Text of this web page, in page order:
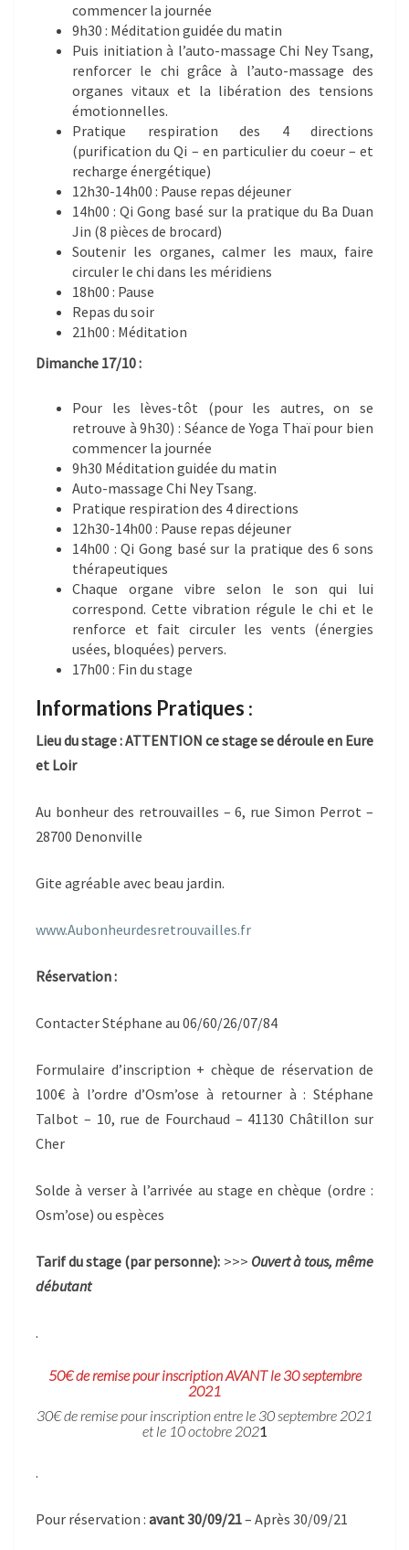
commencer la journée
9h30 : Méditation guidée du matin
Puis initiation à l’auto-massage Chi Ney Tsang,
renforcer le chi grâce à l’auto-massage des
organes vitaux et la libération des tensions
émotionnelles.
Pratique respiration des 4 directions
(purification du Qi – en particulier du coeur – et
recharge énergétique)
12h30-14h00 : Pause repas déjeuner
14h00 : Qi Gong basé sur la pratique du Ba Duan
Jin (8 pièces de brocard)
Soutenir les organes, calmer les maux, faire
circuler le chi dans les méridiens
18h00 : Pause
Repas du soir
21h00 : Méditation
Dimanche 17/10 :
Pour les lèves-tôt (pour les autres, on se
retrouve à 9h30) : Séance de Yoga Thaï pour bien
commencer la journée
9h30 Méditation guidée du matin
Auto-massage Chi Ney Tsang.
Pratique respiration des 4 directions
12h30-14h00 : Pause repas déjeuner
14h00 : Qi Gong basé sur la pratique des 6 sons
thérapeutiques
Chaque organe vibre selon le son qui lui
correspond. Cette vibration régule le chi et le
renforce et fait circuler les vents (énergies
usées, bloquées) pervers.
17h00 : Fin du stage
Informations Pratiques :
Lieu du stage :ATTENTION ce stage se déroule en Eure
et Loir
Au bonheur des retrouvailles – 6, rue Simon Perrot –
28700 Denonville
Gite agréable avec beau jardin.
www.Aubonheurdesretrouvailles.fr
Réservation :
Contacter Stéphane au 06/60/26/07/84
Formulaire d’inscription + chèque de réservation de
100€ à l’ordre d’Osm’ose à retourner à : Stéphane
Talbot – 10, rue de Fourchaud – 41130 Châtillon sur
Cher
Solde à verser à l’arrivée au stage en chèque (ordre :
Osm’ose) ou espèces
Tarif du stage (par personne): >>> Ouvert à tous, même
débutant
.
50€ de remise pour inscription AVANT le 30 septembre
2021
30€ de remise pour inscription entre le 30 septembre 2021
et le 10 octobre 2021
.
Pour réservation : avant 30/09/21– Après 30/09/21